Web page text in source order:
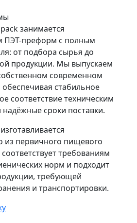
занимается
ПЭТ-преформ с полным
от подбора сырья до
продукции. Мы выпускаем
современном
стабильное
соответствие техническим
сроки поставки.
из первичного пищевого
требованиям
норм и подходит
требующей
и транспортировки.